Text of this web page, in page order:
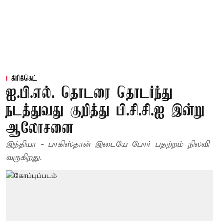
கிரிக்கெட்
ஐ.பி.எல். தொடரை தொடர்ந்து
நடத்துவது குறித்து பி.சி.சி.ஐ இன்று
ஆலோசனை
இந்தியா - பாகிஸ்தான் இடையே போர் பதற்றம் நிலவி
வருகிறது.